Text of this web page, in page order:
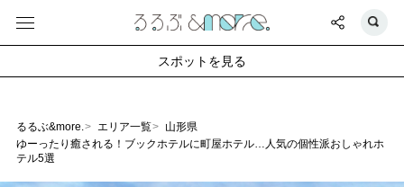
るるぶ&more. エリア一覧
山形県
ゆーったり癒される！ブックホテルに町屋ホテル…人気の個性派おしゃれホ
テル5選
スポットを見る